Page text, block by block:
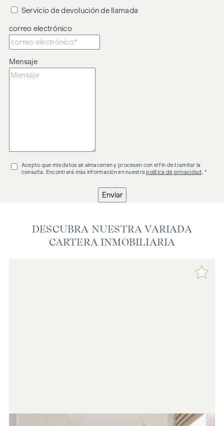
intermediación.
El intermediario actúa como agente doble.
Servicio de devolución de llamada
correo electrónico
Mensaje
Acepto que mis datos se almacenen y procesen con el fin de tramitar la
consulta. Encontrará más información en nuestrapolítica de privacidad . *
Enviar
DESCUBRA NUESTRA VARIADA
CARTERA INMOBILIARIA